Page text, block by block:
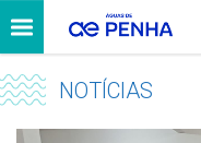
NOTÍCIAS